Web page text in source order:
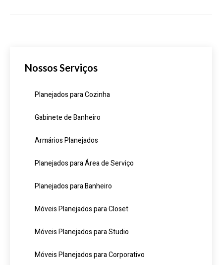
Nossos Serviços
Planejados para Cozinha
Gabinete de Banheiro
Armários Planejados
Planejados para Área de Serviço
Planejados para Banheiro
Móveis Planejados para Closet
Móveis Planejados para Studio
Móveis Planejados para Corporativo